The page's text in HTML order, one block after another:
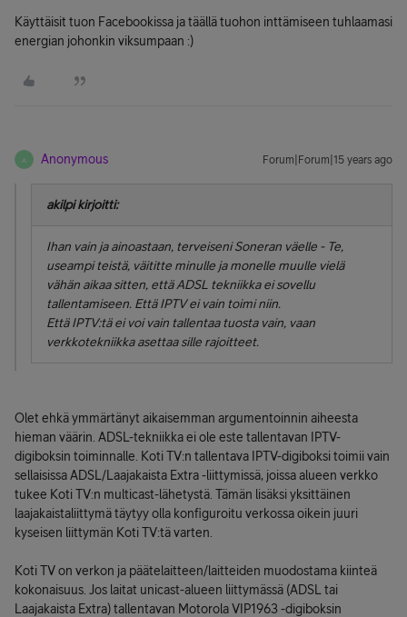
Käyttäisit tuon Facebookissa ja täällä tuohon inttämiseen tuhlaamasi
energian johonkin viksumpaan :)
A Anonymous Forum|Forum|15 years ago
akilpi kirjoitti:
Ihan vain ja ainoastaan, terveiseni Soneran väelle - Te,
useampi teistä, väititte minulle ja monelle muulle vielä
vähän aikaa sitten, että ADSL tekniikka ei sovellu
tallentamiseen. Että IPTV ei vain toimi niin.
Että IPTV:tä ei voi vain tallentaa tuosta vain, vaan
verkkotekniikka asettaa sille rajoitteet.
Olet ehkä ymmärtänyt aikaisemman argumentoinnin aiheesta
hieman väärin. ADSL-tekniikka ei ole este tallentavan IPTV-
digiboksin toiminnalle. Koti TV:n tallentava IPTV-digiboksi toimii vain
sellaisissa ADSL/Laajakaista Extra -liittymissä, joissa alueen verkko
tukee Koti TV:n multicast-lähetystä. Tämän lisäksi yksittäinen
laajakaistaliittymä täytyy olla konfiguroitu verkossa oikein juuri
kyseisen liittymän Koti TV:tä varten.
Koti TV on verkon ja päätelaitteen/laitteiden muodostama kiinteä
kokonaisuus. Jos laitat unicast-alueen liittymässä (ADSL tai
Laajakaista Extra) tallentavan Motorola VIP1963 -digiboksin